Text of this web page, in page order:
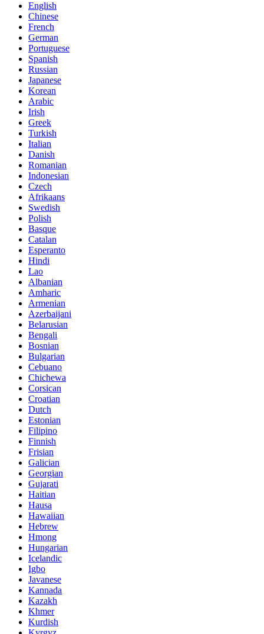
English
Chinese
French
German
Portuguese
Spanish
Russian
Japanese
Korean
Arabic
Irish
Greek
Turkish
Italian
Danish
Romanian
Indonesian
Czech
Afrikaans
Swedish
Polish
Basque
Catalan
Esperanto
Hindi
Lao
Albanian
Amharic
Armenian
Azerbaijani
Belarusian
Bengali
Bosnian
Bulgarian
Cebuano
Chichewa
Corsican
Croatian
Dutch
Estonian
Filipino
Finnish
Frisian
Galician
Georgian
Gujarati
Haitian
Hausa
Hawaiian
Hebrew
Hmong
Hungarian
Icelandic
Igbo
Javanese
Kannada
Kazakh
Khmer
Kurdish